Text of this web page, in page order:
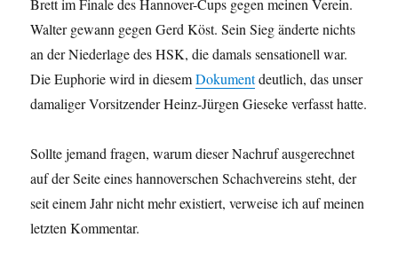
Brett im Finale des Hannover-Cups gegen meinen Verein.
Walter gewann gegen Gerd Köst. Sein Sieg änderte nichts
an der Niederlage des HSK, die damals sensationell war.
Die Euphorie wird in diesemDokumentdeutlich, das unser
damaliger Vorsitzender Heinz-Jürgen Gieseke verfasst hatte.
Sollte jemand fragen, warum dieser Nachruf ausgerechnet
auf der Seite eines hannoverschen Schachvereins steht, der
seit einem Jahr nicht mehr existiert, verweise ich auf meinen
letzten Kommentar.